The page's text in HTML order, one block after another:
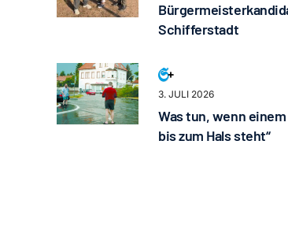
Schifferstadt
3. JULI 2026
Was tun, wenn einem
bis zum Hals steht“